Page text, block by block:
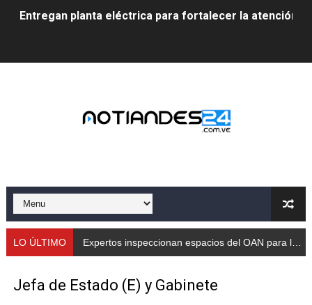
Entregan planta eléctrica para fortalecer la atención
Campo Elías avanza con plan de asfaltado
Venezuela instala su primer detector de
Consolidan planificación técnica en el Complejo
Gobernación de Mérida instalará mesa de trabajo con
LO ÚLTIMO Expertos inspeccionan espacios del OAN para la instalación del detector Cherenkov de agua
Jefa de Estado (E) y Gabinete